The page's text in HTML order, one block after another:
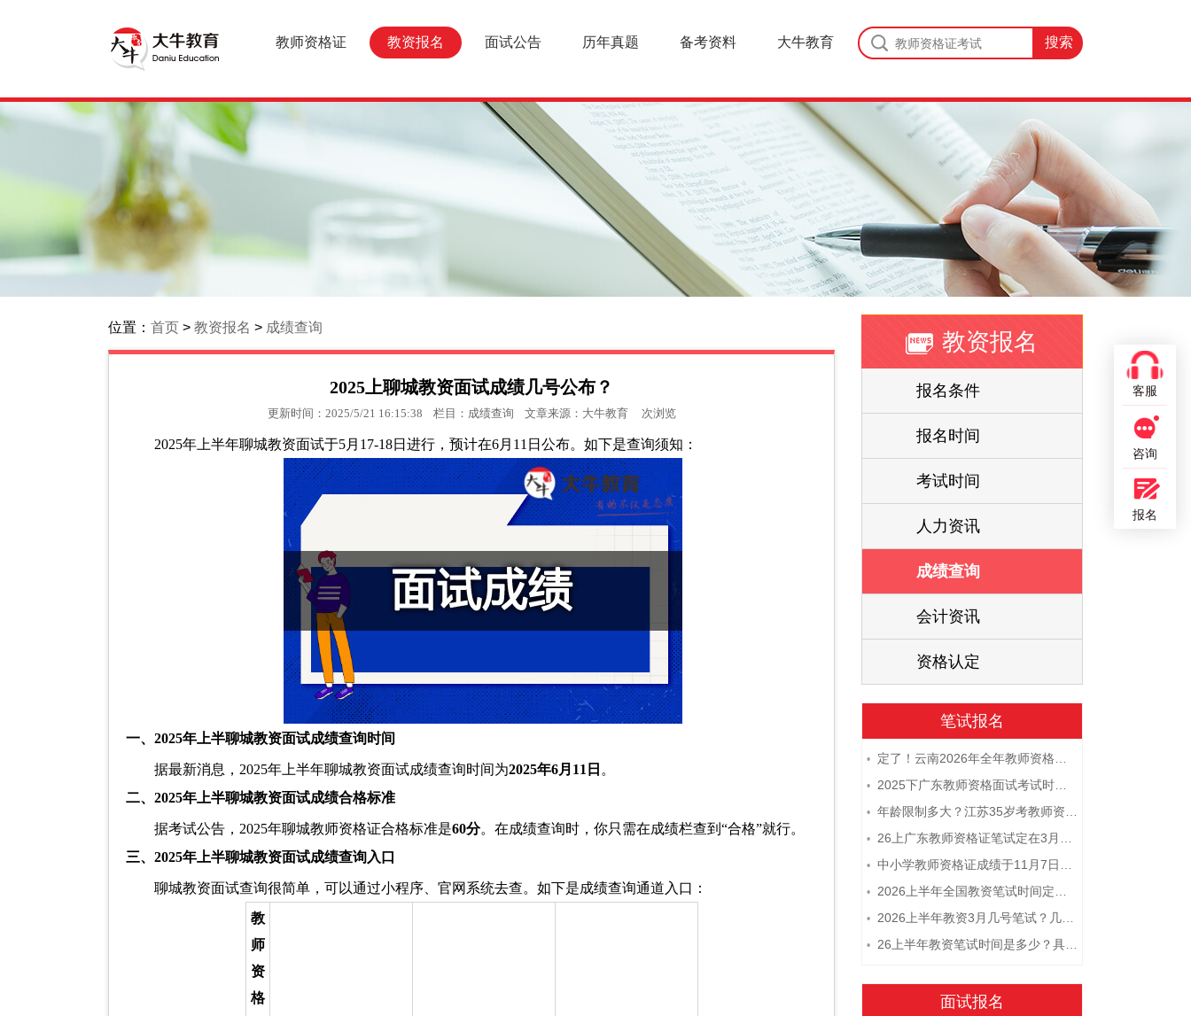
教师资格证 教资报名 面试公告 历年真题 备考资料 大牛教育
位置： 首页 > 教资报名 > 成绩查询
2025上聊城教资面试成绩几号公布？
更新时间：2025/5/21 16:15:38 栏目：成绩查询 文章来源： 大牛教育 次浏览
2025年上半年聊城教资面试于5月17-18日进行，预计在6月11日公布。如下是查询须知：
一、2025年上半聊城教资面试成绩查询时间
据最新消息，2025年上半年聊城教资面试成绩查询时间为2025年6月11日 。
二、2025年上半聊城教资面试成绩合格标准
据考试公告，2025年聊城教师资格证合格标准是60分。在成绩查询时，你只需在成绩栏查到“合格”就行。
三、2025年上半聊城教资面试成绩查询入口
聊城教资面试查询很简单，可以通过小程序、官网系统去查。如下是成绩查询通道入口：
教
师
资
格
教资报名
报名条件
报名时间
考试时间
人力资讯
成绩查询
会计资讯
资格认定
笔试报名
• 定了！云南2026年全年教师资格证考试日程大公开！
• 2025下广东教师资格面试考试时间及科目内容（怎么考）
• 年龄限制多大？江苏35岁考教师资格证晚吗？
• 26上广东教师资格证笔试定在3月7日！附考试指南
• 中小学教师资格证成绩于11月7日10点查！
• 2026上半年全国教资笔试时间定档！
• 2026上半年教资3月几号笔试？几点开考
• 26上半年教资笔试时间是多少？具体安排表一览
面试报名
客服
咨询
报名